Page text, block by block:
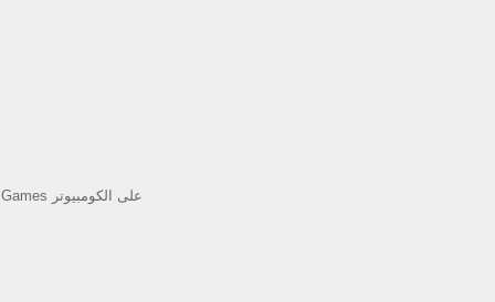
العب Android Games على الكومبيوتر